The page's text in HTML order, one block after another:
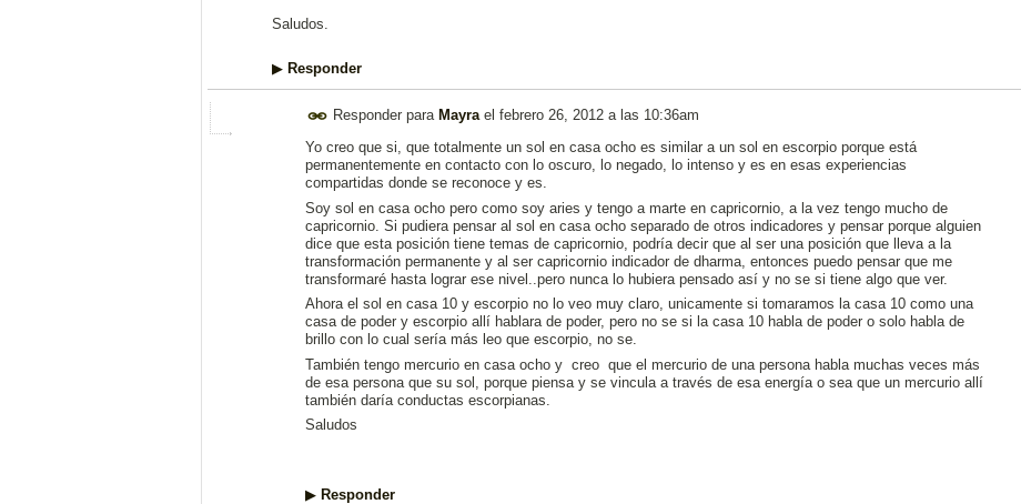
Saludos.
▶ Responder
Responder para Mayrael febrero 26, 2012 a las 10:36am
Yo creo que si, que totalmente un sol en casa ocho es similar a un sol en escorpio porque está
permanentemente en contacto con lo oscuro, lo negado, lo intenso y es en esas experiencias
compartidas donde se reconoce y es.
Soy sol en casa ocho pero como soy aries y tengo a marte en capricornio, a la vez tengo mucho de
capricornio. Si pudiera pensar al sol en casa ocho separado de otros indicadores y pensar porque alguien
dice que esta posición tiene temas de capricornio, podría decir que al ser una posición que lleva a la
transformación permanente y al ser capricornio indicador de dharma, entonces puedo pensar que me
transformaré hasta lograr ese nivel..pero nunca lo hubiera pensado así y no se si tiene algo que ver.
Ahora el sol en casa 10 y escorpio no lo veo muy claro, unicamente si tomaramos la casa 10 como una
casa de poder y escorpio allí hablara de poder, pero no se si la casa 10 habla de poder o solo habla de
brillo con lo cual sería más leo que escorpio, no se.
También tengo mercurio en casa ocho y creo que el mercurio de una persona habla muchas veces más
de esa persona que su sol, porque piensa y se vincula a través de esa energía o sea que un mercurio allí
también daría conductas escorpianas.
Saludos
▶ Responder